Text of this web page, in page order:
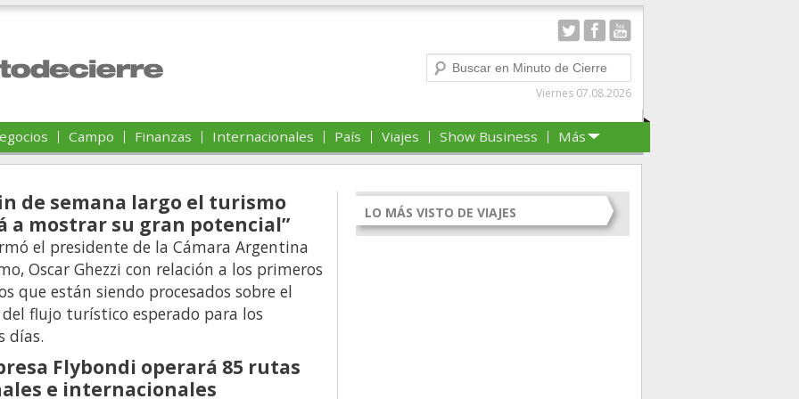
Viernes 07.08.2026
Buscar
Campo Finanzas Internacionales País Viajes Show Business Más
de semana largo el turismo
a mostrar su gran potencial”
el presidente de la Cámara Argentina
Oscar Ghezzi con relación a los primeros
que están siendo procesados sobre el
flujo turístico esperado para los
días.
Flybondi operará 85 rutas
e internacionales
LO MÁS VISTO DE VIAJES